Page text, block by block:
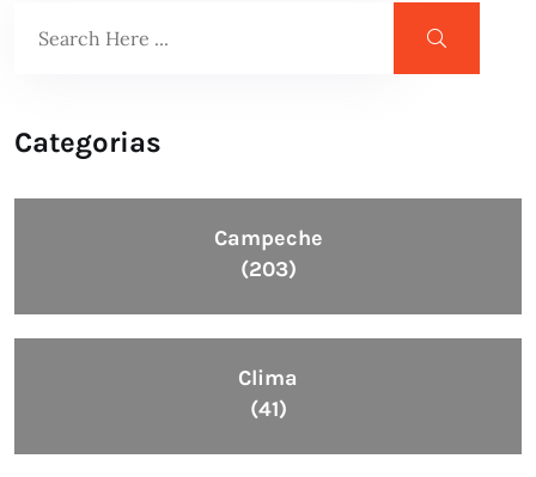
Categorias
Campeche
(203)
Clima
(41)